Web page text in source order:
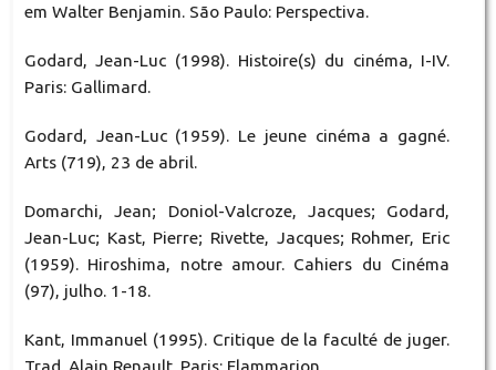
em Walter Benjamin. São Paulo: Perspectiva.
Godard, Jean-Luc (1998). Histoire(s) du cinéma, I-IV.
Paris: Gallimard.
Godard, Jean-Luc (1959). Le jeune cinéma a gagné.
Arts (719), 23 de abril.
Domarchi, Jean; Doniol-Valcroze, Jacques; Godard,
Jean-Luc; Kast, Pierre; Rivette, Jacques; Rohmer, Eric
(1959). Hiroshima, notre amour. Cahiers du Cinéma
(97), julho. 1-18.
Kant, Immanuel (1995). Critique de la faculté de juger.
Trad. Alain Renault. Paris: Flammarion.